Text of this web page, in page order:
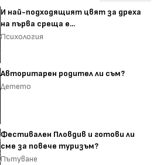
И най-подходящият цвят за дреха
на първа среща е...
Психология
Авторитарен родител ли съм?
Детето
Фестивален Пловдив и готови ли
сме за повече туризъм?
Пътуване